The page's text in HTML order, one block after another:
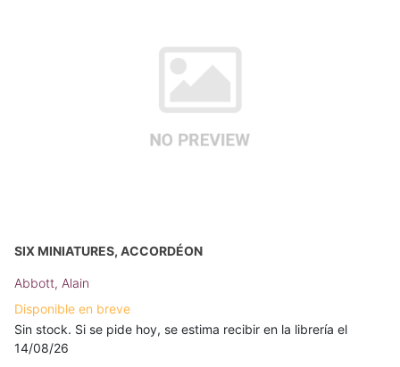
SIX MINIATURES, ACCORDÉON
Abbott, Alain
Disponible en breve
Sin stock. Si se pide hoy, se estima recibir en la librería el
14/08/26